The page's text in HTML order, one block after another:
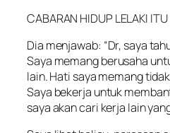
CABARAN HIDUP LELAKI ITU
Dia menjawab: “Dr, saya
Saya memang berusaha
lain. Hati saya memang
Saya bekerja untuk
saya akan cari kerja lain